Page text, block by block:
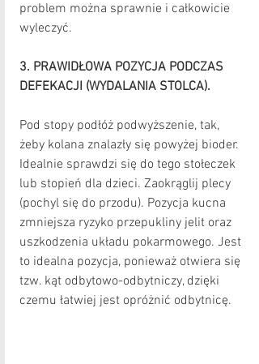
problem można sprawnie i całkowicie
wyleczyć.
3. PRAWIDŁOWA POZYCJA PODCZAS
DEFEKACJI (WYDALANIA STOLCA).
Pod stopy podłóż podwyższenie, tak,
żeby kolana znalazły się powyżej bioder.
Idealnie sprawdzi się do tego stołeczek
lub stopień dla dzieci. Zaokrąglij plecy
(pochyl się do przodu). Pozycja kucna
zmniejsza ryzyko przepukliny jelit oraz
uszkodzenia układu pokarmowego. Jest
to idealna pozycja, ponieważ otwiera się
tzw. kąt odbytowo-odbytniczy, dzięki
czemu łatwiej jest opróżnić odbytnicę.